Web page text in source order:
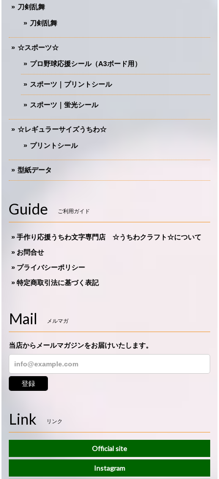
刀剣乱舞
刀剣乱舞
☆スポーツ☆
プロ野球応援シール（A3ボード用）
スポーツ｜プリントシール
スポーツ｜蛍光シール
☆レギュラーサイズうちわ☆
プリントシール
型紙データ
Guide ご利用ガイド
手作り応援うちわ文字専門店 ☆うちわクラフト☆について
お問合せ
プライバシーポリシー
特定商取引法に基づく表記
Mail メルマガ
当店からメールマガジンをお届けいたします。
登録
Link リンク
Official site
Instagram